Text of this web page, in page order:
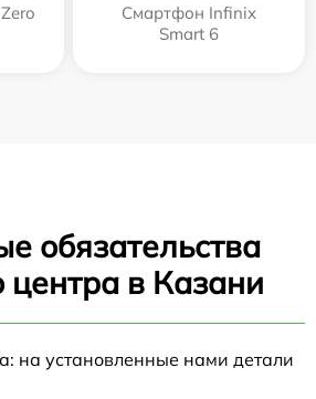
Смартфон Infinix
Smart 6
обязательства
центра в Казани
на установленные нами детали